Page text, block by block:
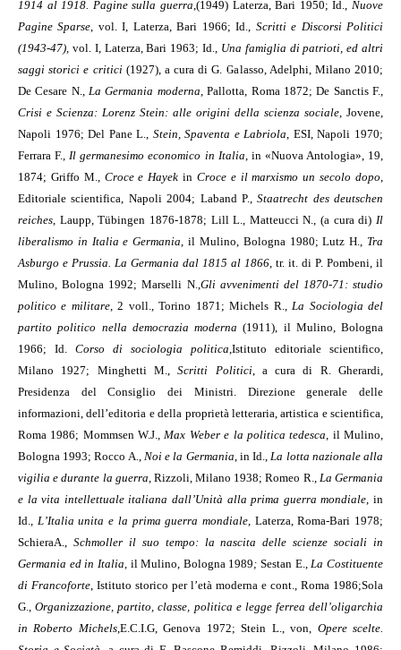
1914 al 1918. Pagine sulla guerra,(1949) Laterza, Bari 1950; Id., Nuove
Pagine Sparse, vol. I, Laterza, Bari 1966; Id., Scritti e Discorsi Politici
(1943-47), vol. I, Laterza, Bari 1963; Id., Una famiglia di patrioti, ed altri
saggi storici e critici(1927), a cura di G. Galasso, Adelphi, Milano 2010;
De Cesare N.,La Germania moderna, Pallotta, Roma 1872; De Sanctis F.,
Crisi e Scienza: Lorenz Stein: alle origini della scienza sociale, Jovene,
Napoli 1976; Del Pane L., Stein, Spaventa e Labriola, ESI, Napoli 1970;
Ferrara F.,Il germanesimo economico in Italia, in «Nuova Antologia», 19,
1874; Griffo M., Croce e Hayek in Croce e il marxismo un secolo dopo,
Editoriale scientifica, Napoli 2004; Laband P.,Staatrecht des deutschen
reiches, Laupp, Tübingen 1876-1878; Lill L., Matteucci N., (a cura di) Il
liberalismo in Italia e Germania, il Mulino, Bologna 1980; Lutz H., Tra
Asburgo e Prussia. La Germania dal 1815 al 1866, tr. it. di P. Pombeni, il
Mulino, Bologna 1992; Marselli N.,Gli avvenimenti del 1870-71: studio
politico e militare, 2 voll., Torino 1871; Michels R.,La Sociologia del
partito politico nella democrazia moderna(1911), il Mulino, Bologna
1966; Id. Corso di sociologia politica,Istituto editoriale scientifico,
Milano 1927; Minghetti M.,Scritti Politici, a cura di R. Gherardi,
Presidenza del Consiglio dei Ministri. Direzione generale delle
informazioni, dell’editoria e della proprietà letteraria, artistica e scientifica,
Roma 1986; Mommsen W.J.,Max Weber e la politica tedesca, il Mulino,
Bologna 1993; Rocco A., Noi e la Germania, in Id.,La lotta nazionale alla
vigilia e durante la guerra, Rizzoli, Milano 1938; Romeo R., La Germania
e la vita intellettuale italiana dall’Unità alla prima guerra mondiale, in
Id., L’Italia unita e la prima guerra mondiale, Laterza, Roma-Bari 1978;
SchieraA., Schmoller il suo tempo: la nascita delle scienze sociali in
Germania ed in Italia, il Mulino, Bologna 1989;Sestan E.,La Costituente
di Francoforte, Istituto storico per l’età moderna e cont., Roma 1986;Sola
G.,Organizzazione, partito, classe, politica e legge ferrea dell’oligarchia
in Roberto Michels,E.C.I.G, Genova 1972; Stein L., von, Opere scelte.